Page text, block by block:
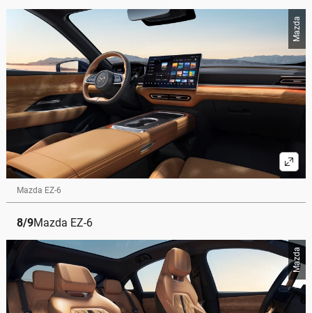
Mazda
Mazda EZ-6
8/9Mazda EZ-6
Mazda